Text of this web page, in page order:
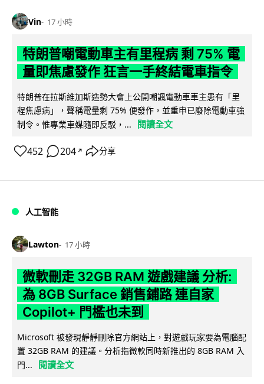
Vin 17 小時
特朗普嘲電動車主有里程病 剩 75% 電
量即焦慮發作 狂言一手終結電車指令
特朗普在拉斯維加斯造勢大會上公開嘲諷電動車車主患有「里
程焦慮病」，聲稱電量剩 75% 便發作，並重申已廢除電動車強
制令。惟專業車媒隨即反駁，...
閱讀全文
452 204 ↗ 分享
人工智能
Lawton 17 小時
微軟刪走 32GB RAM 遊戲建議 分析:
為 8GB Surface 銷售鋪路 連自家
Copilot+ 門檻也未到
Microsoft 被發現靜靜刪除官方網站上，對遊戲玩家要為電腦配
置 32GB RAM 的建議。分析指微軟同時新推出的 8GB RAM 入
門...
閱讀全文